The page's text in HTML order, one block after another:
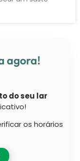
agora!
do seu lar
os horários